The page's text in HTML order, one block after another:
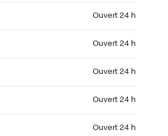
Ouvert 24 h
Ouvert 24 h
Ouvert 24 h
Ouvert 24 h
Ouvert 24 h